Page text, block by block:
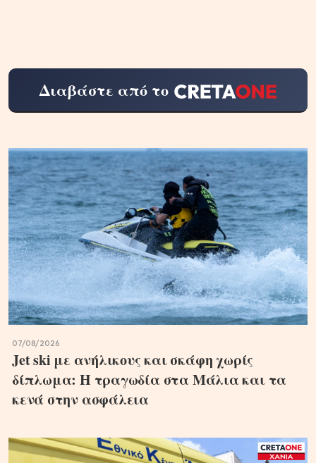
Διαβάστε από το
07/08/2026
Jet ski με ανήλικους και σκάφη χωρίς
δίπλωμα: Η τραγωδία στα Μάλια και τα
κενά στην ασφάλεια